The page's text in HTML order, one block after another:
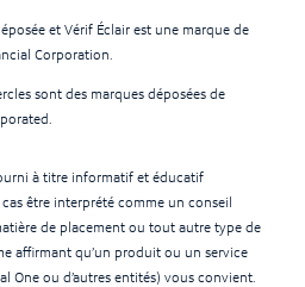
et Vérif Éclair est une marque de
Corporation.
sont des marques déposées de
à titre informatif et éducatif
être interprété comme un conseil
de placement ou tout autre type de
affirmant qu’un produit ou un service
One ou d’autres entités) vous convient.